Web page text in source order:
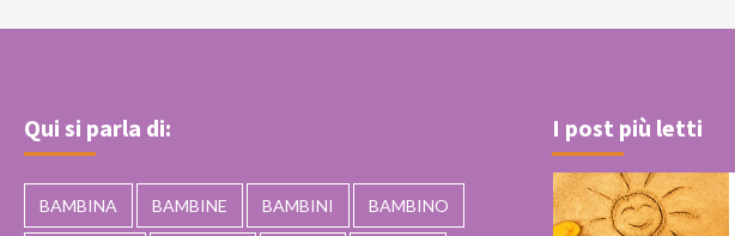
Qui si parla di:
BAMBINA BAMBINE BAMBINI BAMBINO
I post più letti